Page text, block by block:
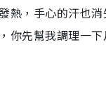
熱，手心的汗也
你先幫我調理一